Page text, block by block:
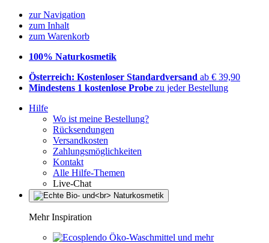
zur Navigation
zum Inhalt
zum Warenkorb
100% Naturkosmetik
Österreich: Kostenloser Standardversand ab € 39,90
Mindestens 1 kostenlose Probe zu jeder Bestellung
Hilfe
Wo ist meine Bestellung?
Rücksendungen
Versandkosten
Zahlungsmöglichkeiten
Kontakt
Alle Hilfe-Themen
Live-Chat
Mehr Inspiration
Öko-Waschmittel und mehr